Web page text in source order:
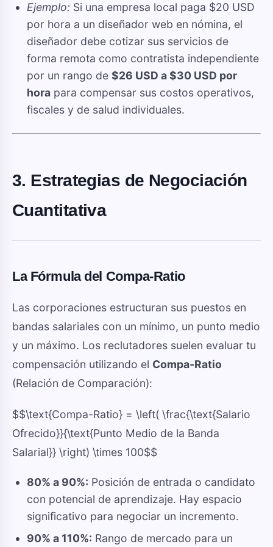
Ejemplo: Si una empresa local paga $20 USD
por hora a un diseñador web en nómina, el
diseñador debe cotizar sus servicios de
forma remota como contratista independiente
por un rango de $26 USD a $30 USD por
hora para compensar sus costos operativos,
fiscales y de salud individuales.
3. Estrategias de Negociación
Cuantitativa
La Fórmula del Compa-Ratio
Las corporaciones estructuran sus puestos en
bandas salariales con un mínimo, un punto medio
y un máximo. Los reclutadores suelen evaluar tu
compensación utilizando el Compa-Ratio
(Relación de Comparación):
$$\text{Compa-Ratio} = \left( \frac{\text{Salario
Ofrecido}}{\text{Punto Medio de la Banda
Salarial}} \right) \times 100$$
80% a 90%: Posición de entrada o candidato
con potencial de aprendizaje. Hay espacio
significativo para negociar un incremento.
90% a 110%: Rango de mercado para un